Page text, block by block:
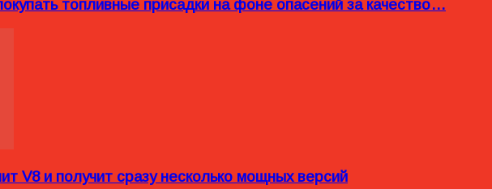
топливные присадки на фоне опасений за качество…
V8 и получит сразу несколько мощных версий